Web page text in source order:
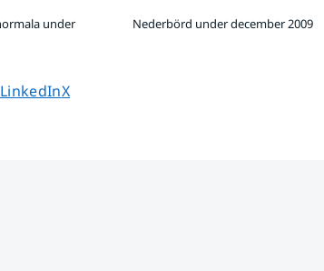
under
Nederbörd under december 2009
på
Dela sidan på
LinkedInDela sidan på
X